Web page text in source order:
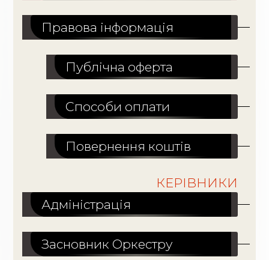
Правова інформація
Публічна оферта
Способи оплати
Повернення коштів
КЕРІВНИКИ
Адміністрація
Засновник Оркестру